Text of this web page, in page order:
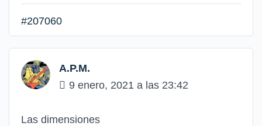
#207060
A.P.M.
9 enero, 2021 a las 23:42
Las dimensiones